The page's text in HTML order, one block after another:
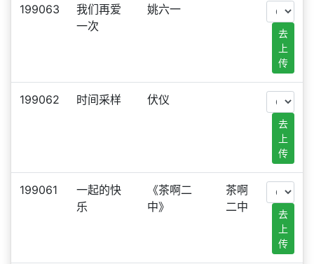
199063
我们再爱
一次
姚六一
去
上
传
199062 时间采样 伏仪
去
上
传
199061
一起的快
乐
《茶啊二
中》
茶啊
二中
去
上
传